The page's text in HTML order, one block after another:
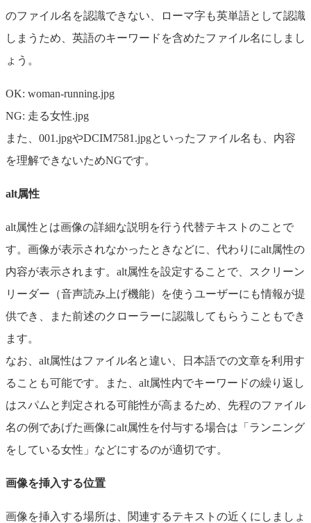
のファイル名を認識できない、ローマ字も英単語として認識
しまうため、英語のキーワードを含めたファイル名にしまし
ょう。
OK: woman-running.jpg
NG: 走る女性.jpg
また、001.jpgやDCIM7581.jpgといったファイル名も、内容
を理解できないためNGです。
alt属性
alt属性とは画像の詳細な説明を行う代替テキストのことで
す。画像が表示されなかったときなどに、代わりにalt属性の
内容が表示されます。alt属性を設定することで、スクリーン
リーダー（音声読み上げ機能）を使うユーザーにも情報が提
供でき、また前述のクローラーに認識してもらうこともでき
ます。
なお、alt属性はファイル名と違い、日本語での文章を利用す
ることも可能です。また、alt属性内でキーワードの繰り返し
はスパムと判定される可能性が高まるため、先程のファイル
名の例であげた画像にalt属性を付与する場合は「ランニング
をしている女性」などにするのが適切です。
画像を挿入する位置
画像を挿入する場所は、関連するテキストの近くにしましょ